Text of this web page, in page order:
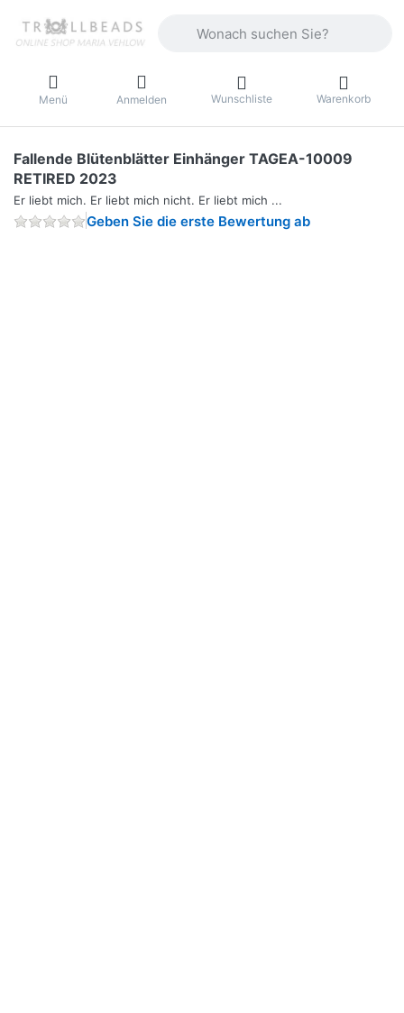
Menü Anmelden Wunschliste Warenkorb
Fallende Blütenblätter Einhänger TAGEA-10009
RETIRED 2023
Er liebt mich. Er liebt mich nicht. Er liebt mich ...
Geben Sie die erste Bewertung ab